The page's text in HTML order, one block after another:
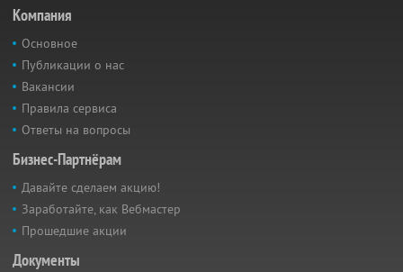
Компания
Основное
Публикации о нас
Вакансии
Правила сервиса
Ответы на вопросы
Бизнес-Партнёрам
Давайте сделаем акцию!
Заработайте, как Вебмастер
Прошедшие акции
Документы